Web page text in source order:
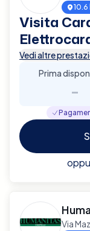
10.6
Visita
Vedi altre
Prima
-
Via